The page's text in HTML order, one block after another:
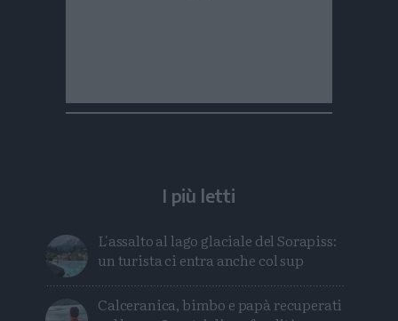
I più letti
L'assalto al lago glaciale del Sorapiss:
un turista ci entra anche col sup
Calceranica, bimbo e papà recuperati